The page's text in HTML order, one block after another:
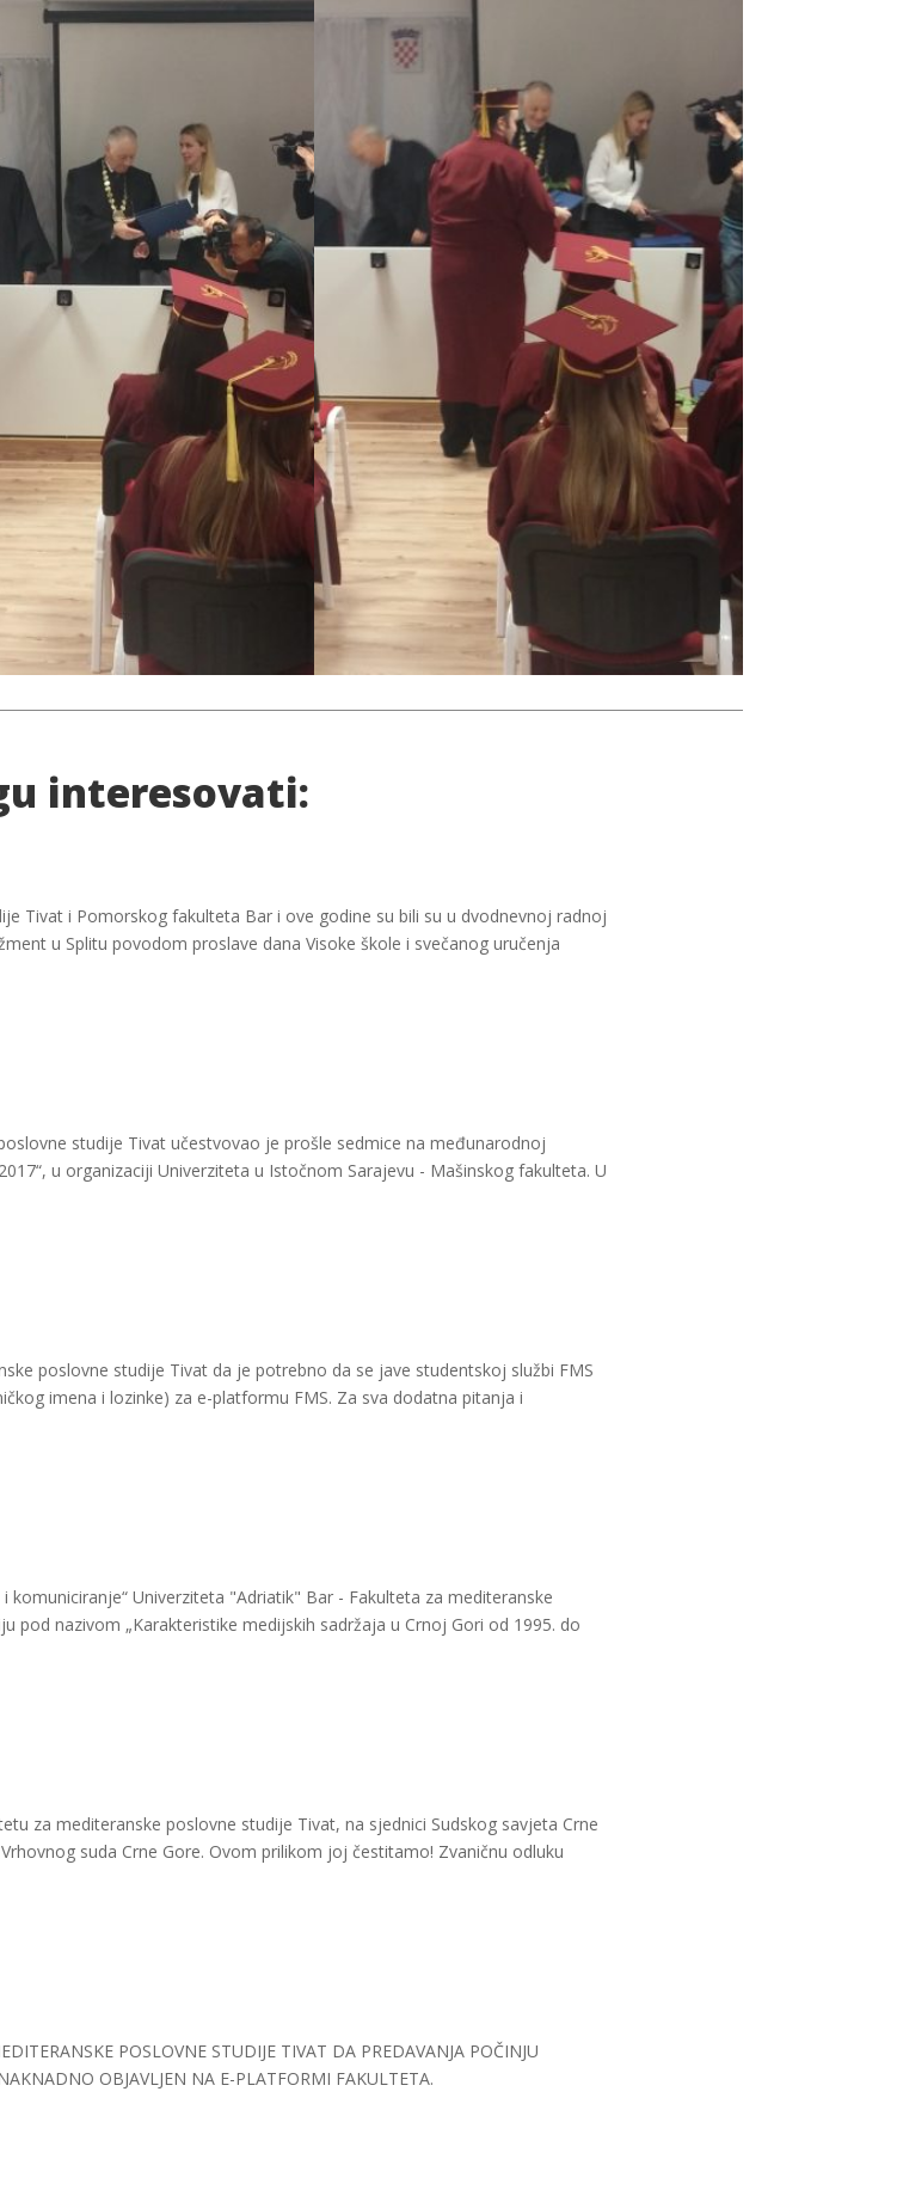
interesovati:
Tivat i Pomorskog fakulteta Bar i ove godine su bili su u dvodnevnoj radnoj
u Splitu povodom proslave dana Visoke škole i svečanog uručenja
studije Tivat učestvovao je prošle sedmice na međunarodnoj
u organizaciji Univerziteta u Istočnom Sarajevu - Mašinskog fakulteta. U
poslovne studije Tivat da je potrebno da se jave studentskoj službi FMS
imena i lozinke) za e-platformu FMS. Za sva dodatna pitanja i
Univerziteta "Adriatik" Bar - Fakulteta za mediteranske
pod nazivom „Karakteristike medijskih sadržaja u Crnoj Gori od 1995. do
za mediteranske poslovne studije Tivat, na sjednici Sudskog savjeta Crne
suda Crne Gore. Ovom prilikom joj čestitamo! Zvaničnu odluku
POSLOVNE STUDIJE TIVAT DA PREDAVANJA POČINJU
OBJAVLJEN NA E-PLATFORMI FAKULTETA.